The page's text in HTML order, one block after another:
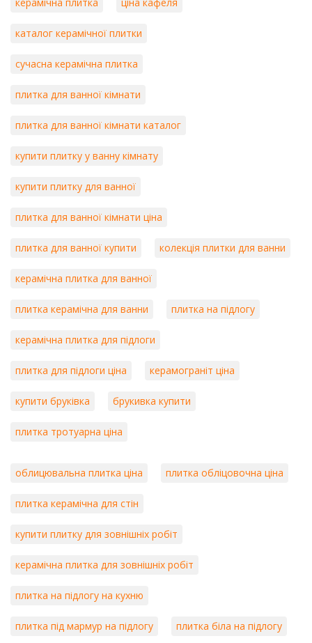
каталог керамічної плитки
сучасна керамічна плитка
плитка для ванної кімнати
плитка для ванної кімнати каталог
купити плитку у ванну кімнату
купити плитку для ванної
плитка для ванної кімнати ціна
плитка для ванної купити колекція плитки для ванни
керамічна плитка для ванної
плитка керамічна для ванни плитка на підлогу
керамічна плитка для підлоги
плитка для підлоги ціна керамограніт ціна
купити бруківка брукивка купити
плитка тротуарна ціна
облицювальна плитка ціна плитка обліцовочна ціна
плитка керамічна для стін
купити плитку для зовнішніх робіт
керамічна плитка для зовнішніх робіт
плитка на підлогу на кухню
плитка під мармур на підлогу плитка біла на підлогу